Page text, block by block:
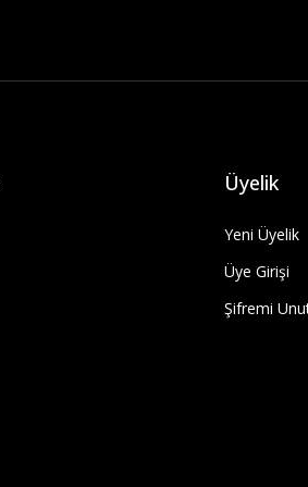
Üyelik
Yeni Üyelik
Üye Girişi
Şifremi